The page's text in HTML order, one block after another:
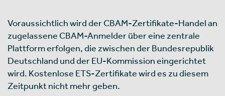
Voraussichtlich wird der CBAM-Zertifikate-Handel an
zugelassene CBAM-Anmelder über eine zentrale
Plattform erfolgen, die zwischen der Bundesrepublik
Deutschland und der EU-Kommission eingerichtet
wird. Kostenlose ETS-Zertifikate wird es zu diesem
Zeitpunkt nicht mehr geben.